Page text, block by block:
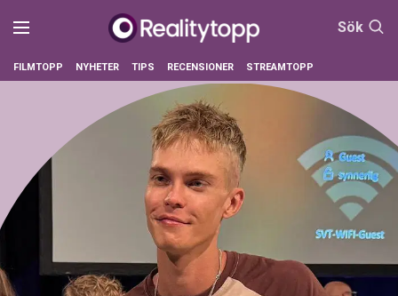
Sök
FILMTOPP NYHETER TIPS RECENSIONER STREAMTOPP